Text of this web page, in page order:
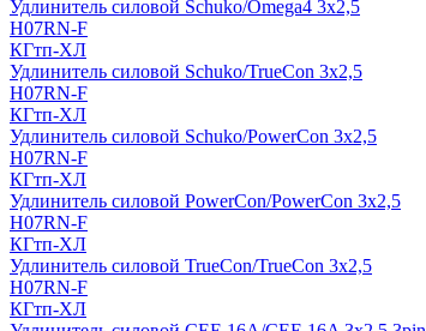
Удлинитель силовой Schuko/Omega4 3х2,5
H07RN-F
КГтп-ХЛ
Удлинитель силовой Schuko/TrueCon 3х2,5
H07RN-F
КГтп-ХЛ
Удлинитель силовой Schuko/PowerCon 3х2,5
H07RN-F
КГтп-ХЛ
Удлинитель силовой PowerCon/PowerCon 3х2,5
H07RN-F
КГтп-ХЛ
Удлинитель силовой TrueCon/TrueCon 3х2,5
H07RN-F
КГтп-ХЛ